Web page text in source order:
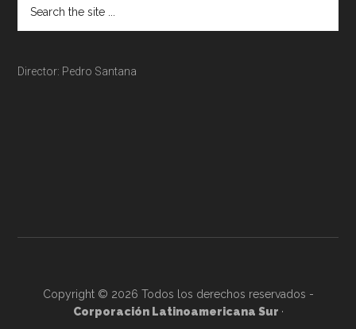
Director: Pedro Santana
Copyright © 2026 Todos los derechos reservados -
Corporación Latinoamericana Sur ·